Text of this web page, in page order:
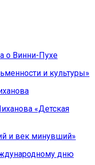
о Винни-Пухе
и культуры»
«Детская
и век минувший»
дню